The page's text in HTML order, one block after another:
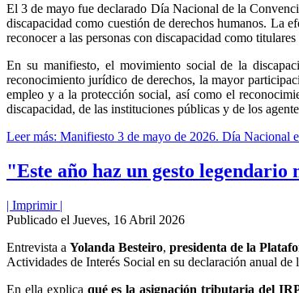
El 3 de mayo fue declarado Día Nacional de la
discapacidad como cuestión de derechos humanos. La
reconocer a las personas con discapacidad como
En su manifiesto, el movimiento social de la
reconocimiento jurídico de derechos, la mayor
empleo y a la protección social, así como el
discapacidad, de las instituciones públicas y de los
Leer más: Manifiesto 3 de mayo de 2026. Día Nacional
"Este año haz un gesto
| Imprimir |
Publicado el Jueves, 16 Abril 2026
Entrevista a Yolanda Besteiro, presidenta de la
Actividades de Interés Social en su declaración anual de
En ella explica qué es la asignación tributaria del